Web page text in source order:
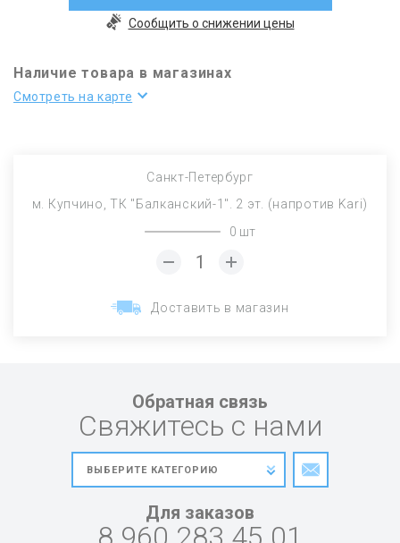
Сообщить о снижении цены
Наличие товара в магазинах
Смотреть на карте
Санкт-Петербург
м. Купчино, ТК "Балканский-1". 2 эт. (напротив Kari)
0 шт
Доставить в магазин
Обратная связь
Свяжитесь с нами
Для заказов